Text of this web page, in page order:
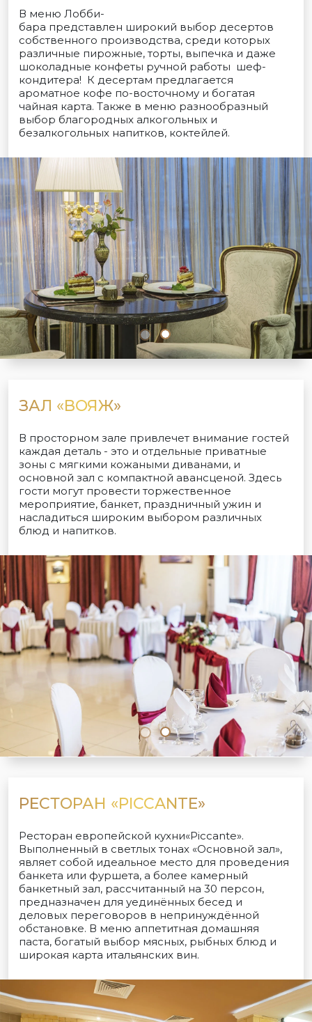
В меню Лобби-
бара представлен широкий выбор десертов
собственного производства, среди которых
различные пирожные, торты, выпечка и даже
шоколадные конфеты ручной работы шеф-
кондитера! К десертам предлагается
ароматное кофе по-восточному и богатая
чайная карта. Также в меню разнообразный
выбор благородных алкогольных и
безалкогольных напитков, коктейлей.
ЗАЛ «ВОЯЖ»
В просторном зале привлечет внимание гостей
каждая деталь - это и отдельные приватные
зоны с мягкими кожаными диванами, и
основной зал с компактной авансценой. Здесь
гости могут провести торжественное
мероприятие, банкет, праздничный ужин и
насладиться широким выбором различных
блюд и напитков.
РЕСТОРАН «PICCANTE»
Ресторан европейской кухни«Piccante».
Выполненный в светлых тонах «Основной зал»,
являет собой идеальное место для проведения
банкета или фуршета, а более камерный
банкетный зал, рассчитанный на 30 персон,
предназначен для уединённых бесед и
деловых переговоров в непринуждённой
обстановке. В меню аппетитная домашняя
паста, богатый выбор мясных, рыбных блюд и
широкая карта итальянских вин.